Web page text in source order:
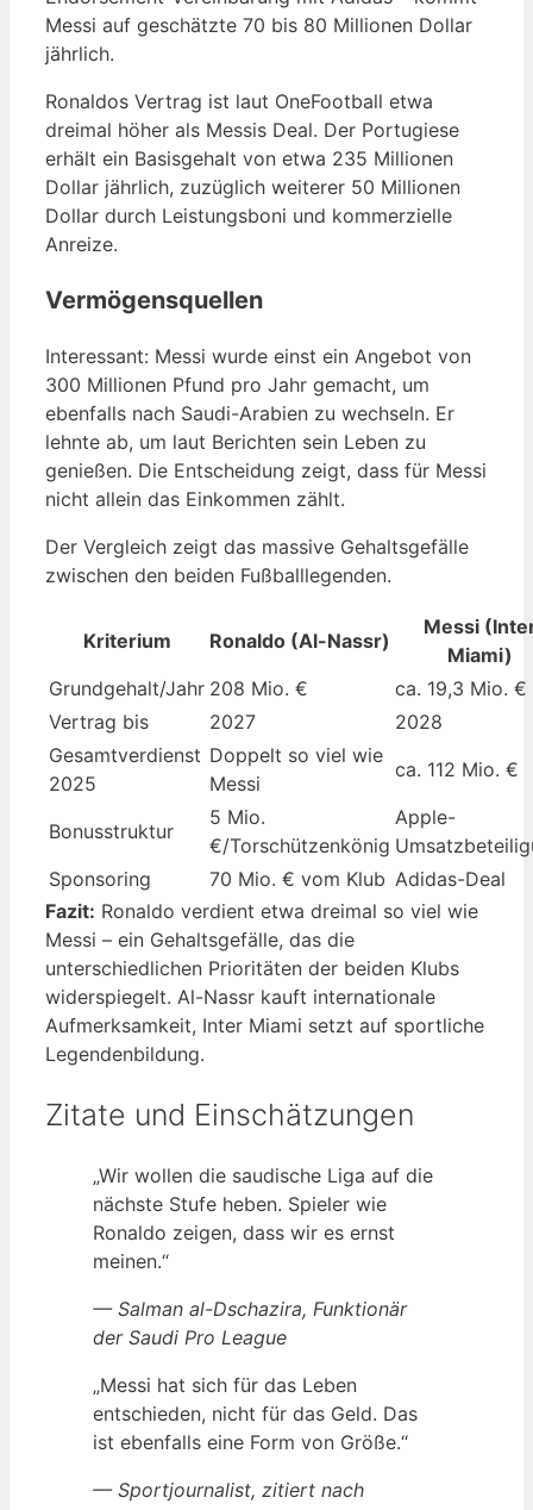
Messi auf geschätzte 70 bis 80 Millionen Dollar
jährlich.
Ronaldos Vertrag ist laut OneFootball etwa
dreimal höher als Messis Deal. Der Portugiese
erhält ein Basisgehalt von etwa 235 Millionen
Dollar jährlich, zuzüglich weiterer 50 Millionen
Dollar durch Leistungsboni und kommerzielle
Anreize.
Vermögensquellen
Interessant: Messi wurde einst ein Angebot von
300 Millionen Pfund pro Jahr gemacht, um
ebenfalls nach Saudi-Arabien zu wechseln. Er
lehnte ab, um laut Berichten sein Leben zu
genießen. Die Entscheidung zeigt, dass für Messi
nicht allein das Einkommen zählt.
Der Vergleich zeigt das massive Gehaltsgefälle
zwischen den beiden Fußballlegenden.
Kriterium Ronaldo (Al-Nassr)
Messi
Miami)
Grundgehalt/Jahr 208 Mio. €
ca. 19,3 Mio. €
Vertrag bis
2027
2028
Gesamtverdienst
2025
Doppelt so viel wie
Messi
ca. 112 Mio. €
Bonusstruktur
5 Mio.
€/Torschützenkönig
Apple-
Sponsoring
70 Mio. € vom Klub Adidas-Deal
Fazit: Ronaldo verdient etwa dreimal so viel wie
Messi – ein Gehaltsgefälle, das die
unterschiedlichen Prioritäten der beiden Klubs
widerspiegelt. Al-Nassr kauft internationale
Aufmerksamkeit, Inter Miami setzt auf sportliche
Legendenbildung.
Zitate und Einschätzungen
„Wir wollen die saudische Liga auf die
nächste Stufe heben. Spieler wie
Ronaldo zeigen, dass wir es ernst
meinen.“
— Salman al-Dschazira, Funktionär
der Saudi Pro League
„Messi hat sich für das Leben
entschieden, nicht für das Geld. Das
ist ebenfalls eine Form von Größe.“
— Sportjournalist, zitiert nach